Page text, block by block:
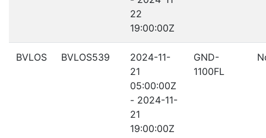
22
19:00:00Z
BVLOS BVLOS539
2024-11-
21
05:00:00Z
- 2024-11-
21
19:00:00Z
GND-
1100FL